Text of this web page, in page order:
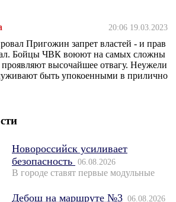
20:06 19.03.2023
Пригожин запрет властей - и прав
Бойцы ЧВК воюют на самых сложны
проявляют высочайшее отвагу. Неужели
быть упокоенными в прилично
Новороссийск усиливает
безопасность 06.08.2026
В городе ставят первые модульные
Дебош на маршруте №3 06.08.2026